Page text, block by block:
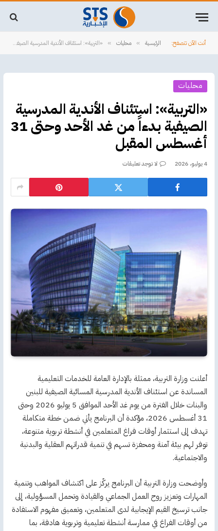
أنت الآن تتصفح: الرئيسية » محليات » «التربية»: استئناف الأندية المدرسية الصيفية بدءاً من غد الأحد وحتى 31 أغسطس المقبل
محليات
«التربية»: استئناف الأندية المدرسية
الصيفية بدءاً من غد الأحد وحتى 31
أغسطس المقبل
4 يوليو، 2026 لا توجد تعليقات
أعلنت وزارة التربية، ممثلة بالإدارة العامة للخدمات التعليمية
المساندة عن استئناف الأندية المدرسية المسائية الصيفية للبنين
والبنات خلال الفترة من يوم غد الأحد الموافق 5 يوليو 2026 وحتى
31 أغسطس 2026، مؤكدة أن البرنامج يأتي ضمن خطة متكاملة
تهدف إلى استثمار أوقات فراغ المتعلمين في أنشطة تربوية متنوعة،
توفر لهم بيئة آمنة ومحفزة تسهم في تنمية قدراتهم العقلية والبدنية
والاجتماعية.
وأوضحت وزارة التربية أن البرنامج يركّز على اكتشاف المواهب وتنمية
المهارات وتعزيز روح العمل الجماعي والقيادة وتحمل المسؤولية، إلى
جانب ترسيخ القيم الإيجابية لدى المتعلمين، وتعميق مفهوم الاستفادة
من أوقات الفراغ في ممارسة أنشطة تعليمية وتربوية هادفة، بما